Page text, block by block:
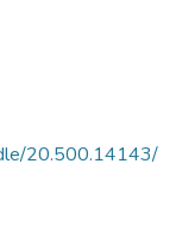
20.500.14143/